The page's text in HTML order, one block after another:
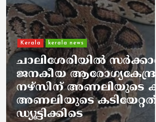
സര്‍ക്കാര്‍
കടിയേറ്റു;
കടിയേറ്റത്